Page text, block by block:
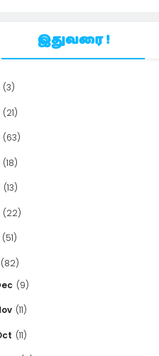
இதுவரை !
(3)
(21)
(63)
(18)
(13)
(22)
(51)
(82)
(9)
(11)
(11)